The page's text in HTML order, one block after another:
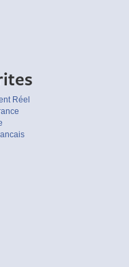
Réel